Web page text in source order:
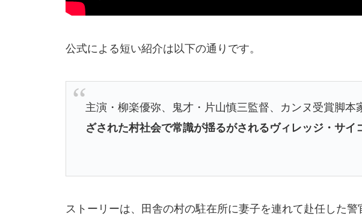
公式による短い紹介は以下の通りです。
主演・柳楽優弥、鬼才・片山慎三監督、カンヌ受賞脚本
ざされた村社会で常識が揺るがされるヴィレッジ・サイ
ストーリーは、田舎の村の駐在所に妻子を連れて赴任した